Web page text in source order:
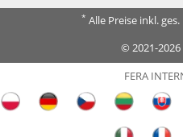
* Alle Preise inkl.
© 2021-2026
FERA